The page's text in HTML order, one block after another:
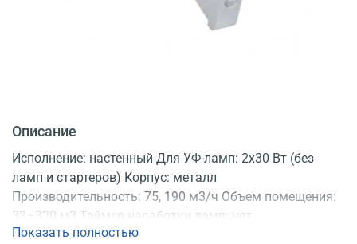
Описание
Исполнение: настенный Для УФ-ламп: 2x30 Вт (без
ламп и стартеров) Корпус: металл
Производительность: 75, 190 м3/ч Объем помещения:
33–320 м3 Таймер наработки ламп: нет
Регистрационное удостоверение
Показать полностью